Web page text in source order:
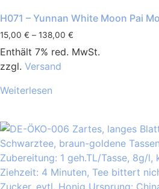
H071 – Yunnan White Moon Pai
15,00 € – 138,00 €
Enthält 7% red. MwSt.
zzgl. Versand
Weiterlesen